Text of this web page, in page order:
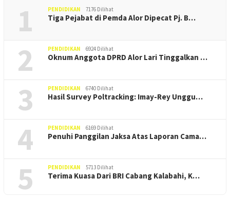
1 PENDIDIKAN 7176 Dilihat
Tiga Pejabat di Pemda Alor Dipecat Pj. B…
2 PENDIDIKAN 6924 Dilihat
Oknum Anggota DPRD Alor Lari Tinggalkan …
3 PENDIDIKAN 6740 Dilihat
Hasil Survey Poltracking: Imay-Rey Unggu…
4 PENDIDIKAN 6169 Dilihat
Penuhi Panggilan Jaksa Atas Laporan Cama…
5 PENDIDIKAN 5713 Dilihat
Terima Kuasa Dari BRI Cabang Kalabahi, K…